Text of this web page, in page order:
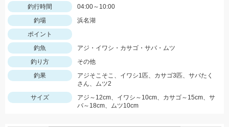
釣行時間
04:00～10:00
釣場
浜名湖
ポイント
釣魚
アジ・イワシ・カサゴ・サバ・ムツ
釣り方
その他
釣果
アジそこそこ、イワシ1匹、カサゴ3匹、サバたく
さん、ムツ2
サイズ
アジ～12cm、イワシ～10cm、カサゴ～15cm、サ
バ～18cm、ムツ10cm